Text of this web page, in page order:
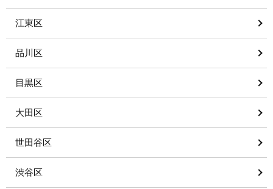
江東区
品川区
目黒区
大田区
世田谷区
渋谷区